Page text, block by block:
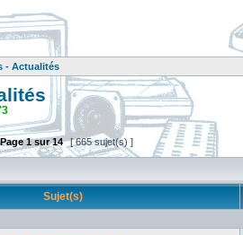
- Actualités
1sur14 [ 665 sujet(s) ]
Sujet(s)